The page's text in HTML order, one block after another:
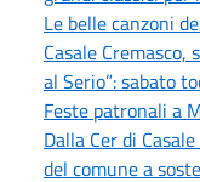
Le belle canzoni
Casale
al Serio”: sabato
Feste patronali a
Dalla Cer di
del comune a